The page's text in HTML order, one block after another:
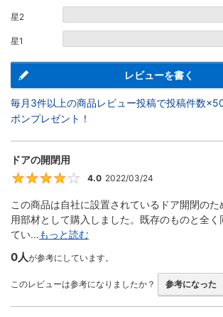
星2
星1
レビューを書く
毎月3件以上の商品レビュー投稿で投稿件数
ポンプレゼント！
ドアの開閉用
4
4.0 2022/03/24
この商品は自社に設置されているドア開閉の
用部材として購入しました。既存のものと全く
てい...もっと読む
0人が参考にしています。
このレビューは参考になりましたか？ 参考になった